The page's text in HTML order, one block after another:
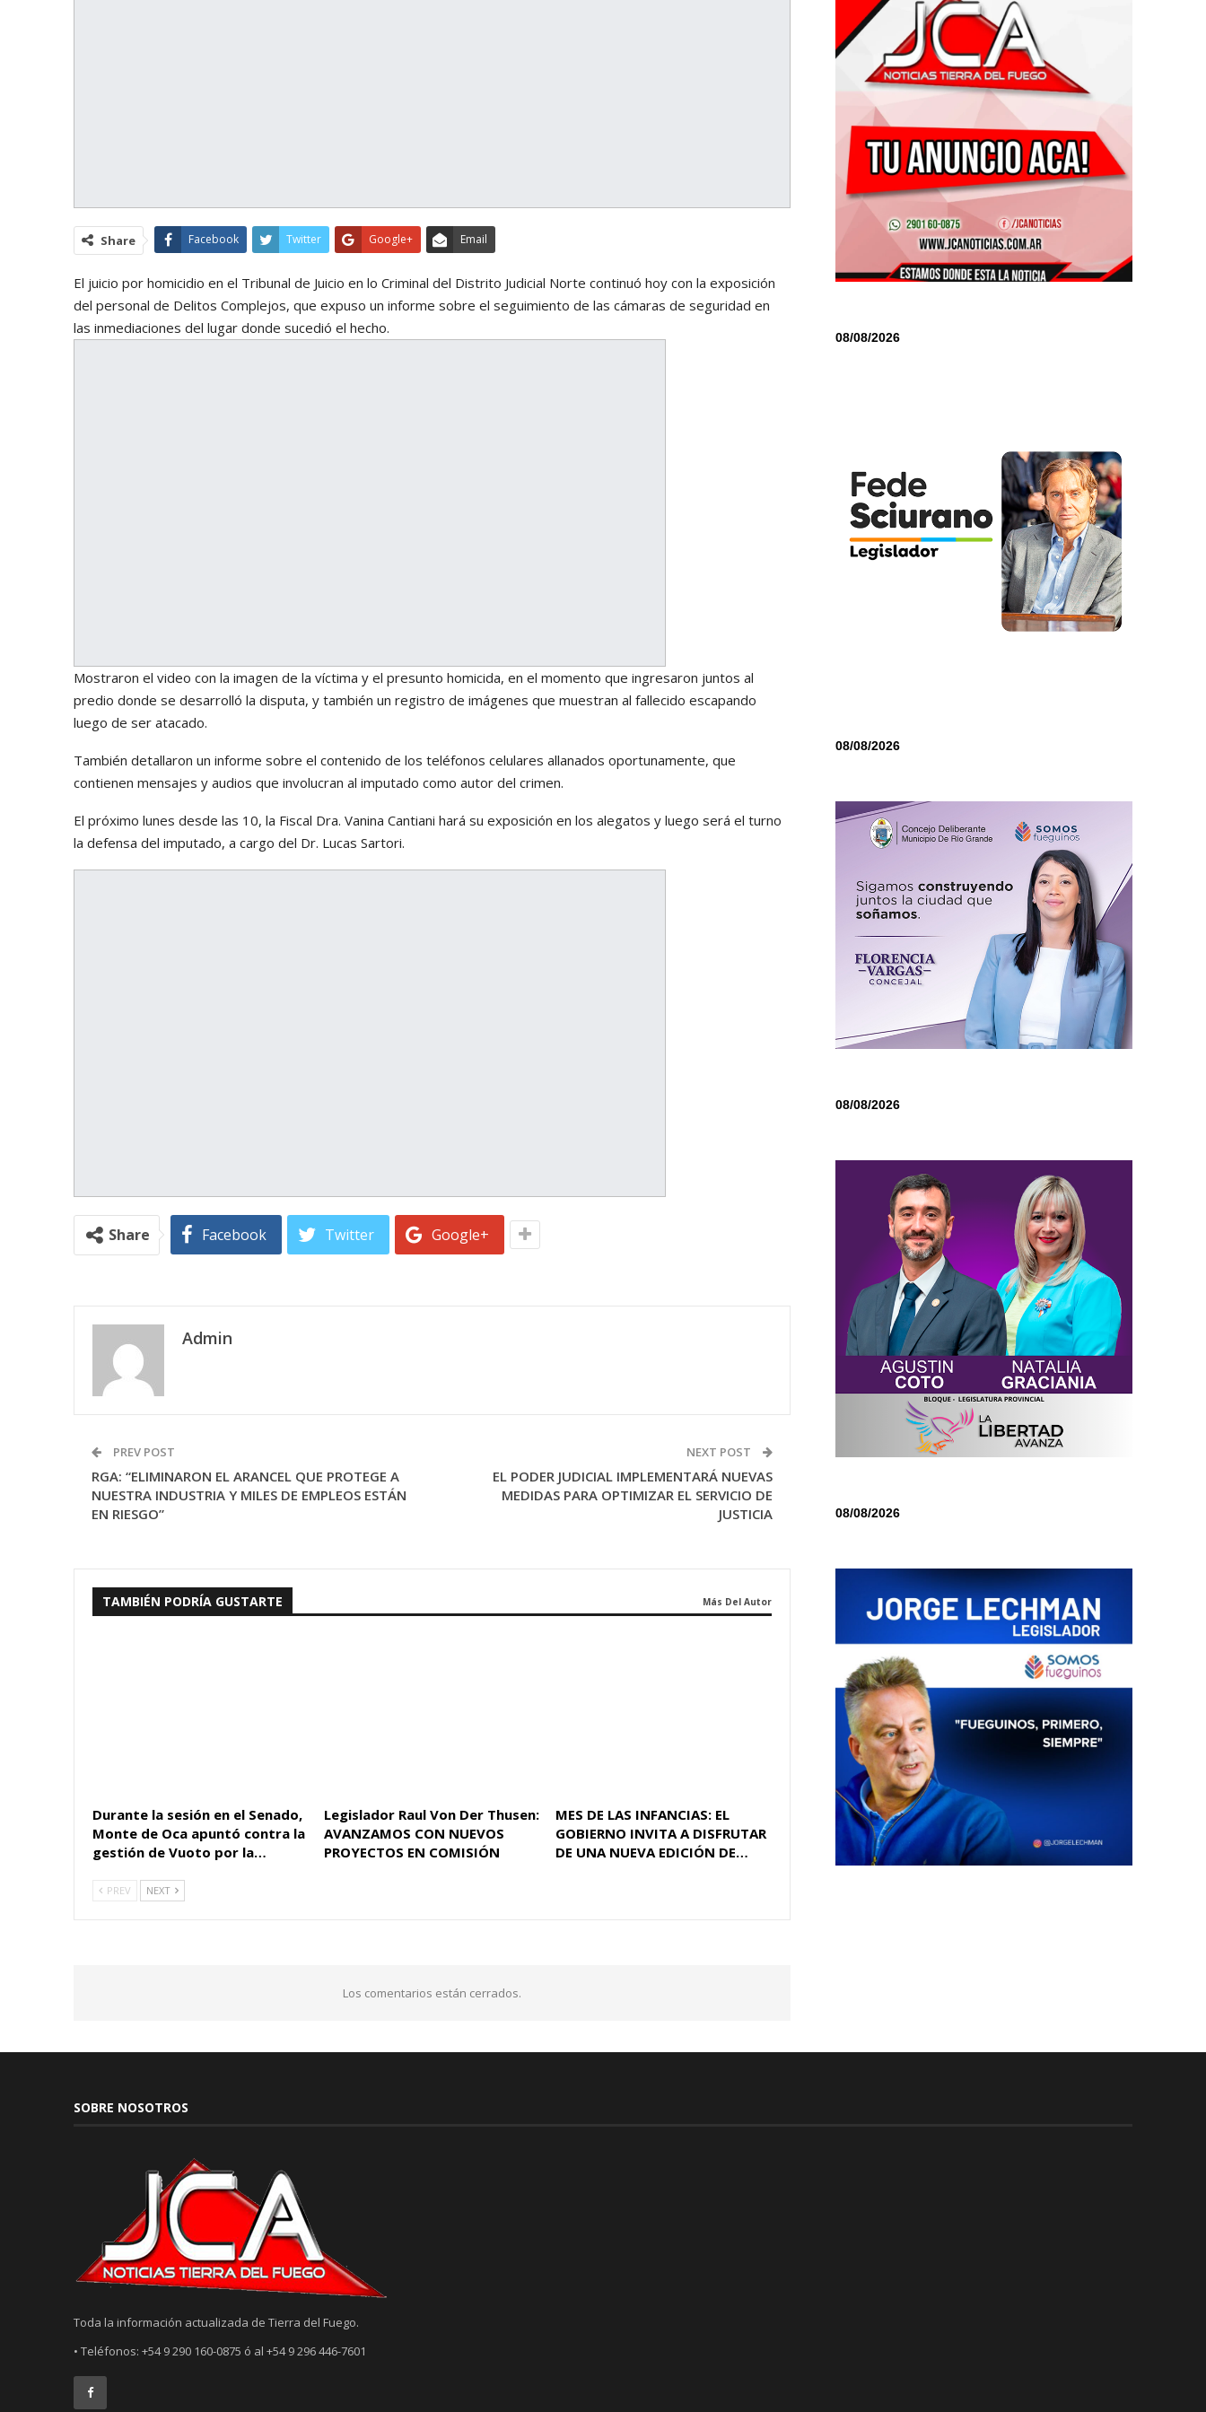
Share Facebook Twitter Google+ Email
El juicio por homicidio en el Tribunal de Juicio en lo Criminal del Distrito Judicial Norte continuó hoy con la exposición
del personal de Delitos Complejos, que expuso un informe sobre el seguimiento de las cámaras de seguridad en
las inmediaciones del lugar donde sucedió el hecho.
Mostraron el video con la imagen de la víctima y el presunto homicida, en el momento que ingresaron juntos al
predio donde se desarrolló la disputa, y también un registro de imágenes que muestran al fallecido escapando
luego de ser atacado.
También detallaron un informe sobre el contenido de los teléfonos celulares allanados oportunamente, que
contienen mensajes y audios que involucran al imputado como autor del crimen.
El próximo lunes desde las 10, la Fiscal Dra. Vanina Cantiani hará su exposición en los alegatos y luego será el turno
la defensa del imputado, a cargo del Dr. Lucas Sartori.
Share Facebook Twitter Google+
Admin
PREV POST
RGA: “ELIMINARON EL ARANCEL QUE PROTEGE A
NUESTRA INDUSTRIA Y MILES DE EMPLEOS ESTÁN
EN RIESGO”
NEXT POST
EL PODER JUDICIAL IMPLEMENTARÁ NUEVAS
MEDIDAS PARA OPTIMIZAR EL SERVICIO DE
JUSTICIA
TAMBIÉN PODRÍA GUSTARTE Más Del Autor
Durante la sesión en el Senado,
Monte de Oca apuntó contra la
gestión de Vuoto por la…
Legislador Raul Von Der Thusen:
AVANZAMOS CON NUEVOS
PROYECTOS EN COMISIÓN
MES DE LAS INFANCIAS: EL
GOBIERNO INVITA A DISFRUTAR
DE UNA NUEVA EDICIÓN DE…
PREV NEXT
Los comentarios están cerrados.
08/08/2026
08/08/2026
08/08/2026
08/08/2026
SOBRE NOSOTROS
Toda la información actualizada de Tierra del Fuego.
• Teléfonos: +54 9 290 160-0875 ó al +54 9 296 446-7601